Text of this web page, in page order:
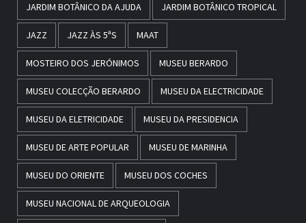
JARDIM BOTÂNICO DA AJUDA JARDIM BOTÂNICO TROPICAL
JAZZ JAZZ ÀS 5ªS MAAT
MOSTEIRO DOS JERÓNIMOS MUSEU BERARDO
MUSEU COLECÇÃO BERARDO MUSEU DA ELECTRICIDADE
MUSEU DA ELETRICIDADE MUSEU DA PRESIDENCIA
MUSEU DE ARTE POPULAR MUSEU DE MARINHA
MUSEU DO ORIENTE MUSEU DOS COCHES
MUSEU NACIONAL DE ARQUEOLOGIA